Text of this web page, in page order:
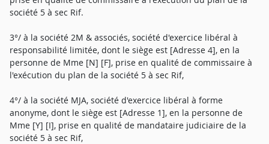
société 5 à sec Rif.
3°/ à la société 2M & associés, société d'exercice libéral à
responsabilité limitée, dont le siège est [Adresse 4], en la
personne de Mme [N] [F], prise en qualité de commissaire à
l'exécution du plan de la société 5 à sec Rif,
4°/ à la société MJA, société d'exercice libéral à forme
anonyme, dont le siège est [Adresse 1], en la personne de
Mme [Y] [I], prise en qualité de mandataire judiciaire de la
société 5 à sec Rif,